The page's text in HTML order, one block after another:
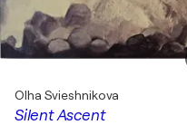
Silent Ascent
Olha Svieshnikova